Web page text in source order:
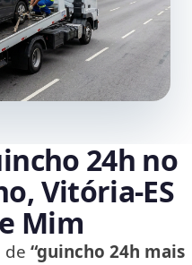
24h no
Vitória‑ES
Mim
de “guincho 24h mais